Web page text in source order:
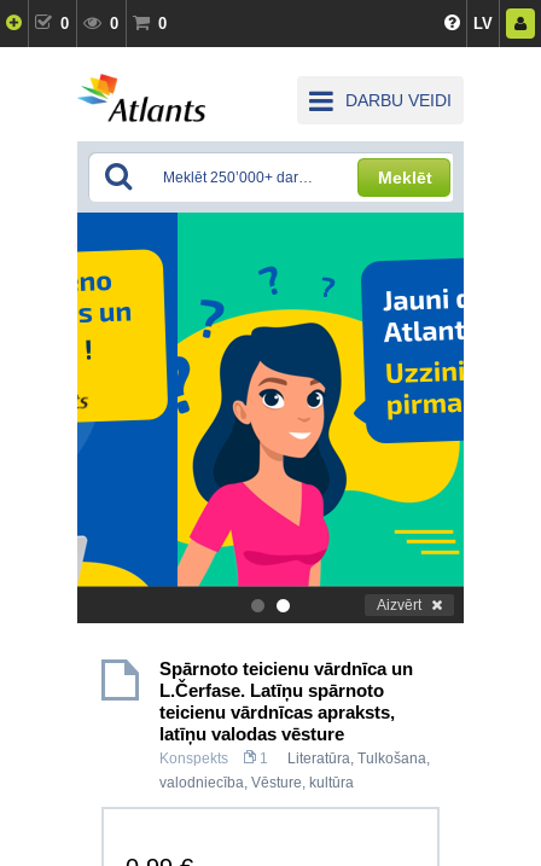
0 0 0 LV
DARBU VEIDI
Meklēt
. Aizvērt
Spārnoto teicienu vārdnīca un
L.Čerfase. Latīņu spārnoto
teicienu vārdnīcas apraksts,
latīņu valodas vēsture
Konspekts 1 Literatūra, Tulkošana,
valodniecība, Vēsture, kultūra